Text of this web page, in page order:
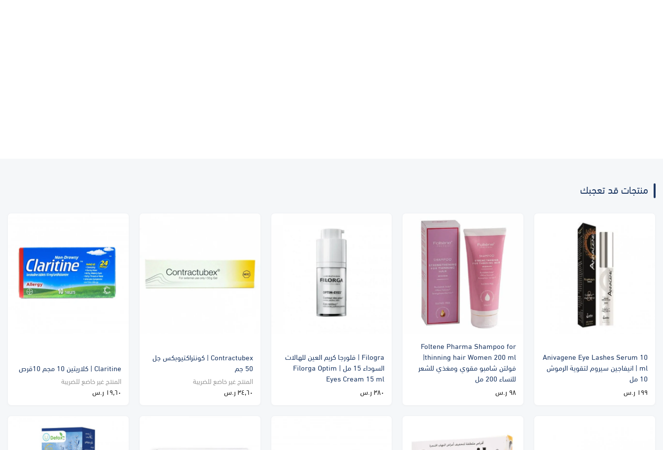
منتجات قد تعجبك
Anivagene Eye Lashes Serum 10
ml | انيفاجين سيروم لتقوية الرموش
10 مل
١٩٩ ر.س
Foltene Pharma Shampoo for
thinning hair Women 200 ml|
فولتن شامبو مقوي ومغذي للشعر
للنساء 200 مل
٩٨ ر.س
Filogra | فلورجا كريم العين للهالات
السوداء 15 مل | Filorga Optim
Eyes Cream 15 ml
٣٨٠ ر.س
Contractubex | كونتراكتيوبكس جل
50 جم
المنتج غير خاضع للضريبة
٣٤٫٦٠ ر.س
Claritine | كلاريتين 10 مجم 10قرص
المنتج غير خاضع للضريبة
١٩٫٦٠ ر.س